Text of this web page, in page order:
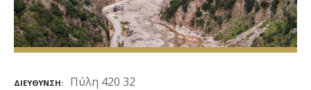
ΔΙΕΎΘΥΝΣΗ Πύλη 420 32